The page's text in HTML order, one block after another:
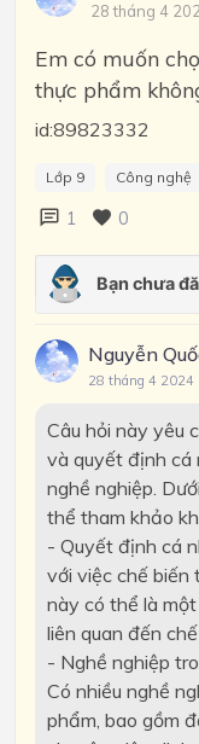
28 tháng 4
Em có muốn
thực phẩm
id:89823332
Lớp 9 Công nghệ
1 0
Nguyễn
28 tháng 4 2024
Câu hỏi này yêu
và quyết định cá
nghề nghiệp.
thể tham khảo
- Quyết định cá
với việc chế biến
này có thể là
liên quan đến
- Nghề nghiệp
Có nhiều nghề
phẩm, bao gồm